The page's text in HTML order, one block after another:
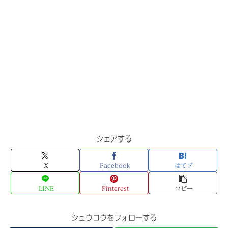
シェアする
X Facebook はてブ
LINE Pinterest コピー
シュウコウをフォローする